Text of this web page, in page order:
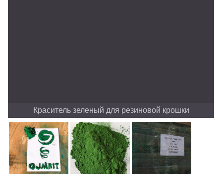
Краситель зеленый для резиновой крошки